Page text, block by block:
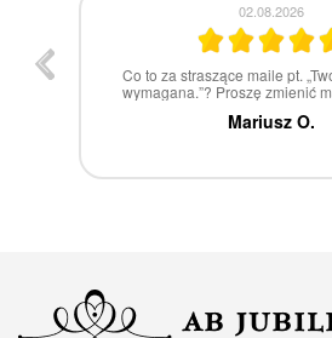
30.07.2026
W 100% polecam
Marcin Z.